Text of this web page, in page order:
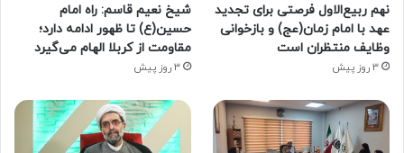
نهم ربیع‌الاول فرصتی برای تجدید
عهد با امام زمان(عج) و بازخوانی
وظایف منتظران است
3 روز پیش
شیخ نعیم قاسم: راه امام
حسین(ع) تا ظهور ادامه دارد؛
مقاومت از کربلا الهام می‌گیرد
3 روز پیش